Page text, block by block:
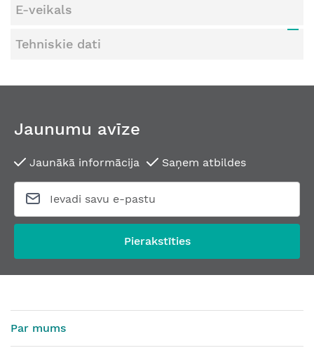
E-veikals
Tehniskie dati
Jaunumu avīze
Jaunākā informācija Saņem atbildes
Pierakstīties
Par mums